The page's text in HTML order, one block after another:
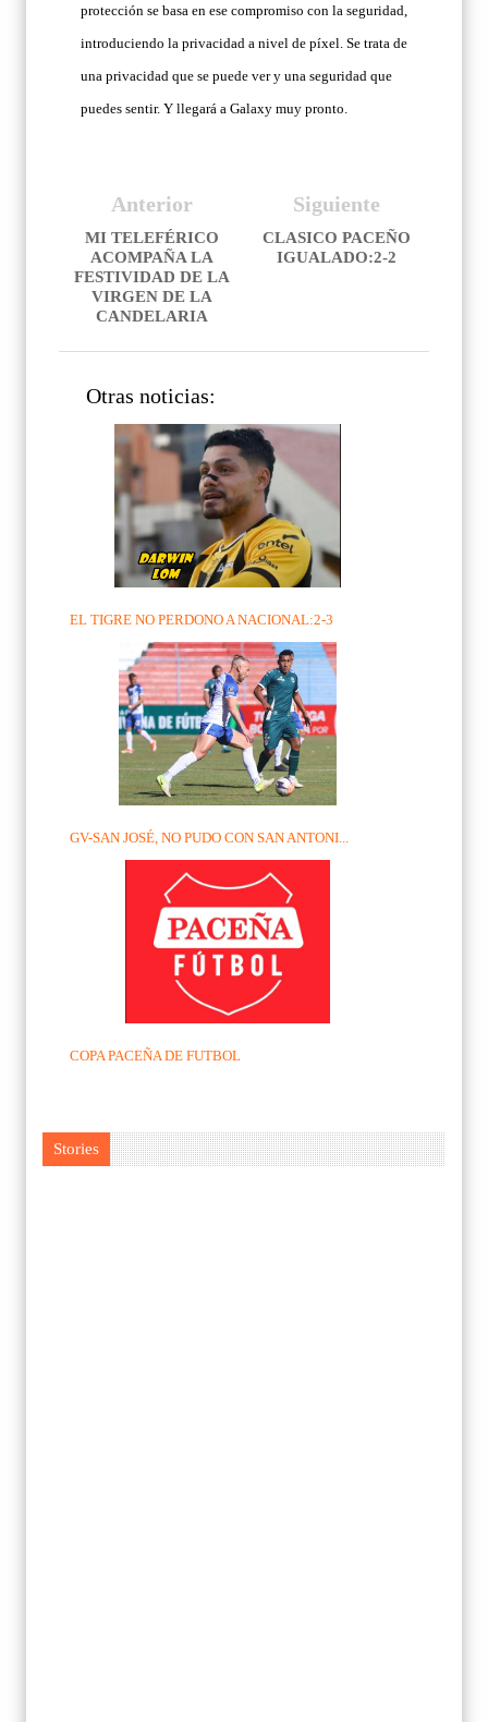
protección se basa en ese compromiso con la seguridad,
introduciendo la privacidad a nivel de píxel. Se trata de
una privacidad que se puede ver y una seguridad que
puedes sentir. Y llegará a Galaxy muy pronto.
Siguiente
CLASICO PACEÑO
IGUALADO:2-2
Anterior
MI TELEFÉRICO
ACOMPAÑA LA
FESTIVIDAD DE LA
VIRGEN DE LA
CANDELARIA
Otras noticias:
EL TIGRE NO PERDONO A NACIONAL:2-3
GV-SAN JOSÉ, NO PUDO CON SAN ANTONI...
COPA PACEÑA DE FUTBOL
Stories